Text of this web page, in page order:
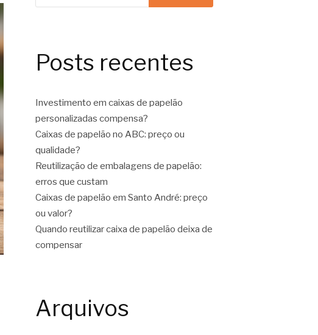
Posts recentes
Investimento em caixas de papelão
personalizadas compensa?
Caixas de papelão no ABC: preço ou
qualidade?
Reutilização de embalagens de papelão:
erros que custam
Caixas de papelão em Santo André: preço
ou valor?
Quando reutilizar caixa de papelão deixa de
compensar
Arquivos